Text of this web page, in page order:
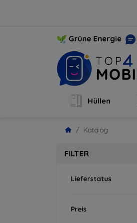
Grüne Energie
Hüllen
Katalog
FILTER
Lieferstatus
Preis